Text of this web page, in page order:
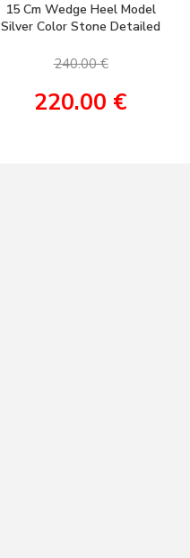
15 Cm Wedge Heel Model
Silver Color Stone Detailed
Engagement Shoes
240.00 €
220.00 €